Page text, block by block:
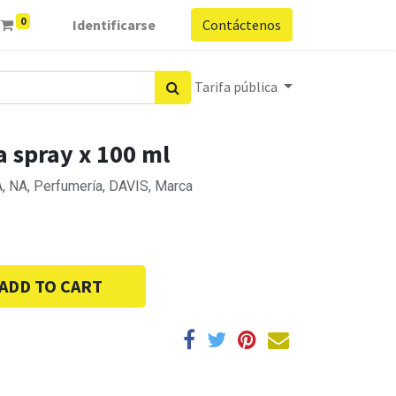
0 Identificarse Contáctenos
Tarifa pública
spray x 100 ml
NA, Perfumería, DAVIS, Marca
TO CART